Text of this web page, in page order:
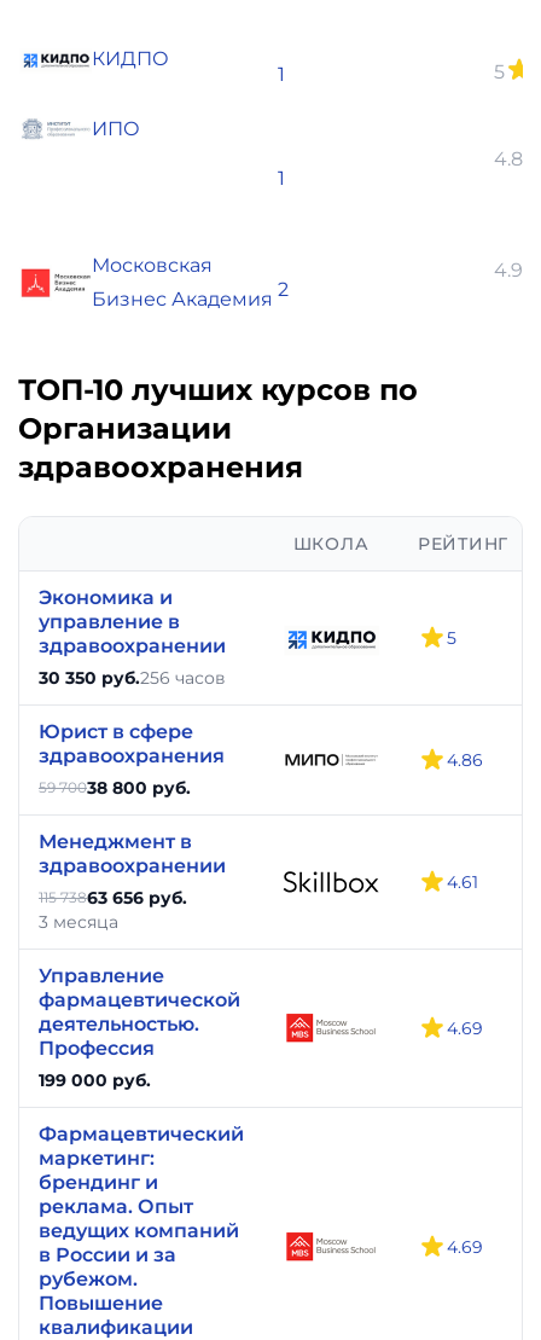
КИДПО
1 5
ИПО
1
4.86
Московская
Бизнес Академия 2
4.95
ТОП-10 лучших курсов по
Организации
здравоохранения
ШКОЛА РЕЙТИНГ
Экономика и
управление в
здравоохранении
30 350 руб.256 часов
5
Юрист в сфере
здравоохранения
59 70038 800 руб.
4.86
Менеджмент в
здравоохра­не­нии
115 73863 656 руб.
3 месяца
4.61
Управление
фармацевтической
деятельностью.
Профессия
199 000 руб.
4.69
Фармацевтический
маркетинг:
брендинг и
реклама. Опыт
ведущих компаний
в России и за
рубежом.
Повышение
квалификации
4.69